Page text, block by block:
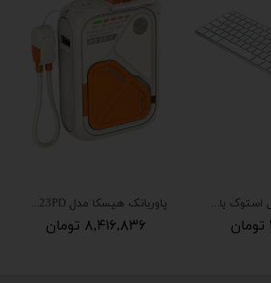
All in one آل این وان ای مک مدل A1418
۴۱,۸۰۰,۰۰۰ تومان
All in one آل این وان آی مک مدل A1418